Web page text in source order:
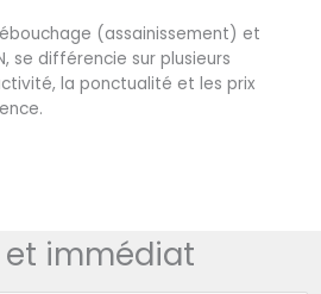
(assainissement) et
se différencie sur plusieurs
la ponctualité et les prix
immédiat